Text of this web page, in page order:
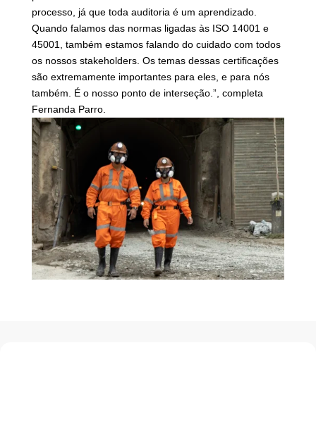
processo, já que toda auditoria é um aprendizado.
Quando falamos das normas ligadas às ISO 14001 e
45001, também estamos falando do cuidado com todos
os nossos stakeholders. Os temas dessas certificações
são extremamente importantes para eles, e para nós
também. É o nosso ponto de interseção.”, completa
Fernanda Parro.